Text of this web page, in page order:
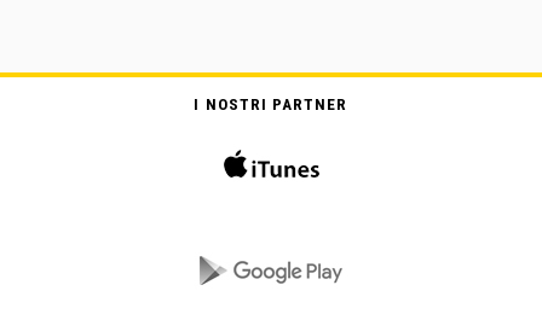
I NOSTRI PARTNER